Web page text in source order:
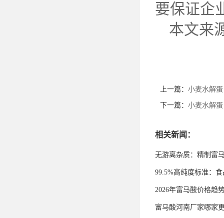
要保证企
本文来
上一篇： 小麦水解
下一篇： 小麦水解
相关新闻：
无游离杂质：精制富
99.5%高纯度标准：
2026年富马酸价格趋
富马酸河南厂家哪家